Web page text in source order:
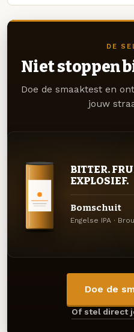
DE
Niet stoppen
Doe de smaaktest en
jouw
BITTER.
EXPLOSIEF.
Bomschuit
Engelse IPA ·
Doe de
Of stel direct